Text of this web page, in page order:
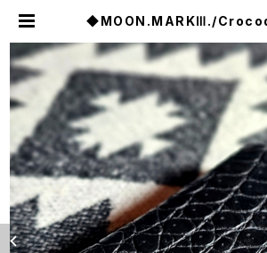
◆MOON.MARKⅢ./
JACK RIDE